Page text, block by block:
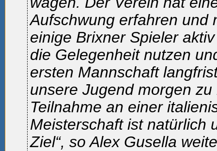
Aufschwung erfahren und
einige Brixner Spieler
die Gelegenheit nutzen
ersten Mannschaft
unsere Jugend morgen
Teilnahme an einer
Meisterschaft ist natürlich
Ziel“, so Alex Gusella